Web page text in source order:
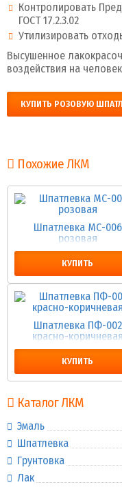
Контролировать
ГОСТ 17.2.3.02
Утилизировать
Высушенное
воздействия на
КУПИТЬ РОЗОВУЮ
Похожие ЛКМ
Шпатлевка МС-006
розовая
КУПИТЬ
Шпатлевка ПФ-002
красно-коричневая
КУПИТЬ
Каталог ЛКМ
Эмаль
Шпатлевка
Грунтовка
Лак